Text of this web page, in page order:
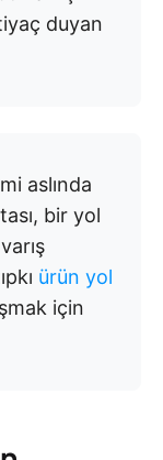
duyan
aslında
bir yol
ürün yol
için